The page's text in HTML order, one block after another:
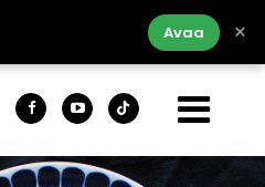
Avaa ×